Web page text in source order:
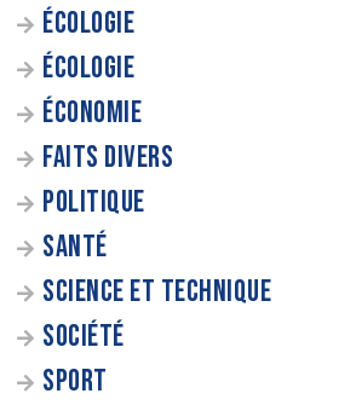
ÉCOLOGIE
ÉCOLOGIE
ÉCONOMIE
FAITS DIVERS
POLITIQUE
SANTÉ
SCIENCE ET TECHNIQUE
SOCIÉTÉ
SPORT